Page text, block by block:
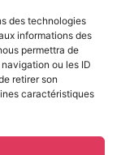
des technologies
informations des
permettra de
ou les ID
retirer son
caractéristiques